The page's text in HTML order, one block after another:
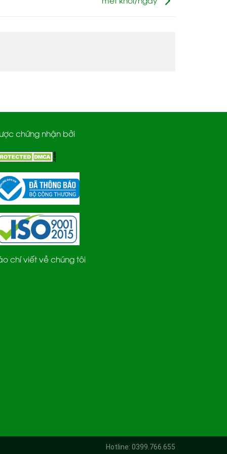
chứng nhận bởi
chí viết về chúng tôi
Hotline: 0399.766.655